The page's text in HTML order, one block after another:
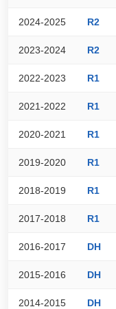
2024-2025 R2
2023-2024 R2
2022-2023 R1
2021-2022 R1
2020-2021 R1
2019-2020 R1
2018-2019 R1
2017-2018 R1
2016-2017 DH
2015-2016 DH
2014-2015 DH